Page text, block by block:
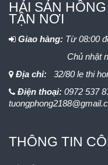
HẢI SẢN
TẬN NƠI
Giao hàng: Từ 08:00
Chủ nhật nhận
Địa chỉ:
32/80 le thi
Điện thoại: 0972 537
THÔNG TIN